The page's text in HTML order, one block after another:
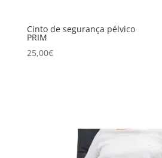
Cinto de segurança pélvico
PRIM
25,00€